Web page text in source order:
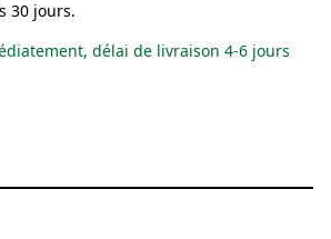
30 jours.
délai de livraison 4-6 jours